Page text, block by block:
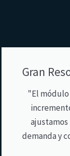
Gran
"El módulo
demanda y